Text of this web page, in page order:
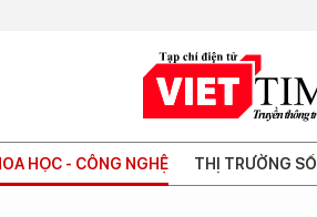
HỌC - CÔNG NGHỆ THỊ TRƯỜNG SỐ